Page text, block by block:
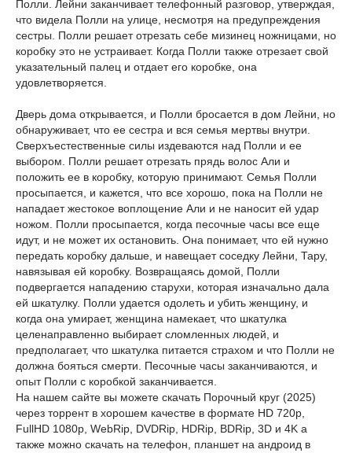
Полли. Лейни заканчивает телефонный разговор, утверждая,
что видела Полли на улице, несмотря на предупреждения
сестры. Полли решает отрезать себе мизинец ножницами, но
коробку это не устраивает. Когда Полли также отрезает свой
указательный палец и отдает его коробке, она
удовлетворяется.
Дверь дома открывается, и Полли бросается в дом Лейни, но
обнаруживает, что ее сестра и вся семья мертвы внутри.
Сверхъестественные силы издеваются над Полли и ее
выбором. Полли решает отрезать прядь волос Али и
положить ее в коробку, которую принимают. Семья Полли
просыпается, и кажется, что все хорошо, пока на Полли не
нападает жестокое воплощение Али и не наносит ей удар
ножом. Полли просыпается, когда песочные часы все еще
идут, и не может их остановить. Она понимает, что ей нужно
передать коробку дальше, и навещает соседку Лейни, Тару,
навязывая ей коробку. Возвращаясь домой, Полли
подвергается нападению старухи, которая изначально дала
ей шкатулку. Полли удается одолеть и убить женщину, и
когда она умирает, женщина намекает, что шкатулка
целенаправленно выбирает сломленных людей, и
предполагает, что шкатулка питается страхом и что Полли не
должна бояться смерти. Песочные часы заканчиваются, и
опыт Полли с коробкой заканчивается.
На нашем сайте вы можете скачать Порочный круг (2025)
через торрент в хорошем качестве в формате HD 720p,
FullHD 1080p, WebRip, DVDRip, HDRip, BDRip, 3D и 4K а
также можно скачать на телефон, планшет на андроид в